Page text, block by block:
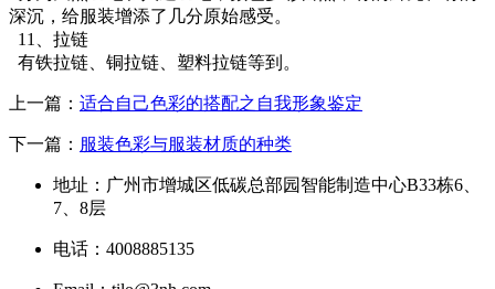
深沉，给服装增添了几分原始感受。
11、拉链
有铁拉链、铜拉链、塑料拉链等到。
上一篇： 适合自己色彩的搭配之自我形象鉴定
下一篇： 服装色彩与服装材质的种类
地址：广州市增城区低碳总部园智能制造中心B33栋6、
7、8层
电话：4008885135